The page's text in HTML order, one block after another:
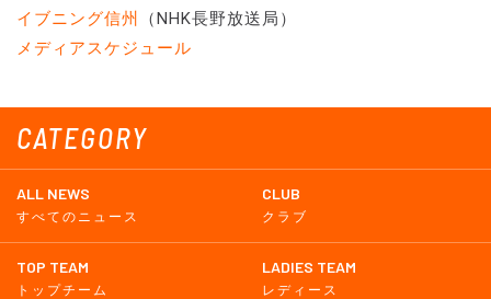
CATEGORY
ALL NEWS
すべてのニュース
CLUB
クラブ
TOP TEAM
トップチーム
LADIES TEAM
レディース
イブニング信州
（NHK長野放送局）
メディアスケジュール